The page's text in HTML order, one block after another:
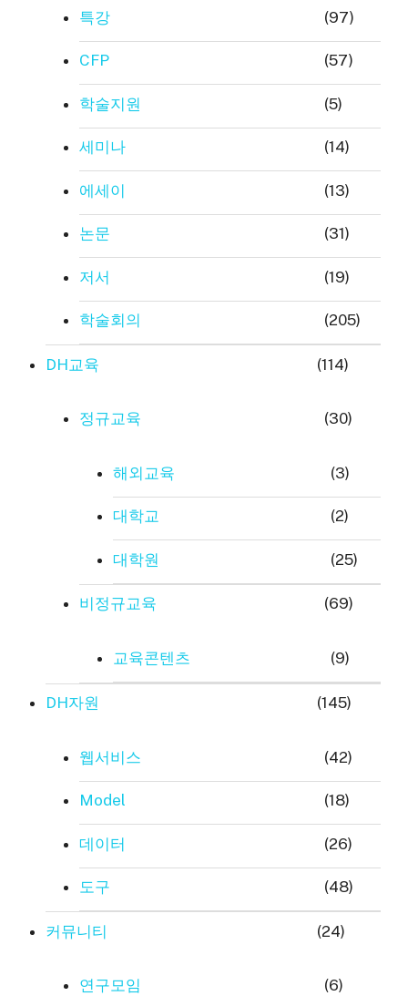
특강 (97)
CFP (57)
학술지원 (5)
세미나 (14)
에세이 (13)
논문 (31)
저서 (19)
학술회의 (205)
DH교육 (114)
정규교육 (30)
해외교육 (3)
대학교 (2)
대학원 (25)
비정규교육 (69)
교육콘텐츠 (9)
DH자원 (145)
웹서비스 (42)
Model (18)
데이터 (26)
도구 (48)
커뮤니티 (24)
연구모임 (6)